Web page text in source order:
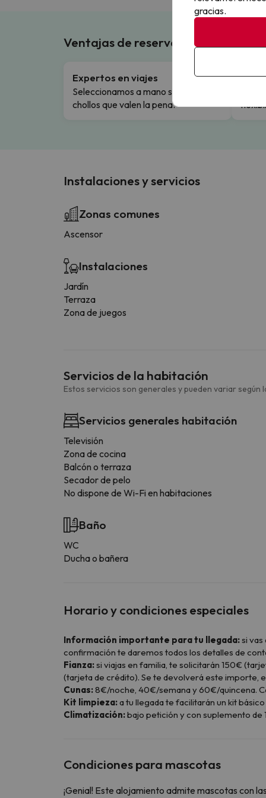
Ventajas de reservar en
Expertos en viajes
Seleccionamos a mano solo los
chollos que valen la pena.
Instalaciones y servicios
Zonas comunes
Ascensor
Instalaciones
Jardín
Terraza
Zona de juegos
Servicios de la habitación
Estos servicios son generales y pueden variar según
Servicios generales habitación
Televisión
Zona de cocina
Balcón o terraza
Secador de pelo
No dispone de Wi-Fi en habitaciones
Baño
WC
Ducha o bañera
Horario y condiciones especiales
Información importante para tu llegada:si
confirmación te daremos todos los detalles de
Fianza:si viajas en familia, te solicitarán 150€
(tarjeta de crédito). Se te devolverá este importe,
Cunas:8€/noche, 40€/semana y 60€/quincena.
Kit limpieza:a tu llegada te facilitarán un kit
Climatización:bajo petición y con suplemento de
Condiciones para mascotas
¡Genial! Este alojamiento admite mascotas con
gracias.